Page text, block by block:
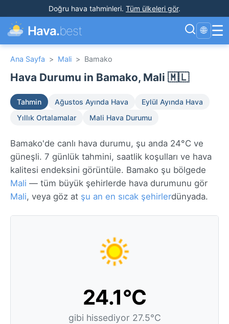
Doğru hava tahminleri. Tüm ülkeleri gör.
Hava.best 🌐 ☰
Ana Sayfa > Mali > Bamako
Hava Durumu in Bamako, Mali 🇲🇱
Tahmin Ağustos Ayında Hava
Eylül Ayında Hava
Yıllık Ortalamalar
Mali Hava Durumu
Bamako'de canlı hava durumu, şu anda 24°C ve
güneşli. 7 günlük tahmini, saatlik koşulları ve hava
kalitesi endeksini görüntüle. Bamako şu bölgede
Mali — tüm büyük şehirlerde hava durumunu gör
Mali, veya göz at şu an en sıcak şehirlerdünyada.
24.1°C
gibi hissediyor 27.5°C